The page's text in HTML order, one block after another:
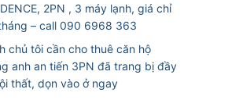
2PN , 3 máy lạnh, giá chỉ
– call 090 6968 363
chủ tôi cần cho thuê căn hộ
anh an tiến 3PN đã trang bị đầy
thất, dọn vào ở ngay